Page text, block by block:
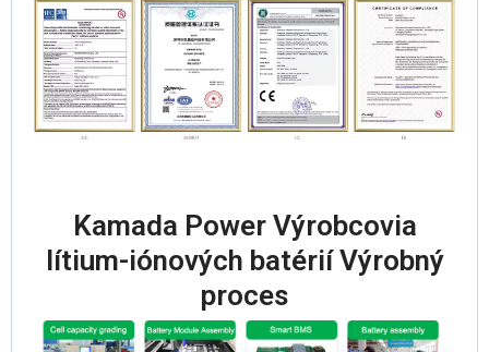
Kamada Power Výrobcovia
lítium-iónových batérií Výrobný
proces